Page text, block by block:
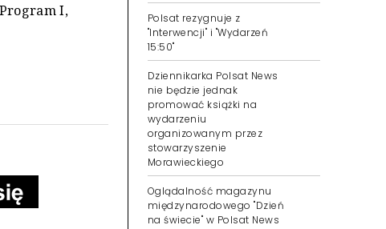
I,
Polsat rezygnuje z
"Interwencji" i "Wydarzeń
15:50"
Dziennikarka Polsat News
nie będzie jednak
promować książki na
wydarzeniu
organizowanym przez
stowarzyszenie
Morawieckiego
Oglądalność magazynu
międzynarodowego "Dzień
na świecie" w Polsat News